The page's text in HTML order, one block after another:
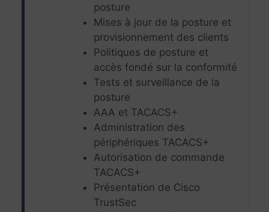
posture
Mises à jour de la posture et
provisionnement des clients
Politiques de posture et
accès fondé sur la conformité
Tests et surveillance de la
posture
AAA et TACACS+
Administration des
périphériques TACACS+
Autorisation de commande
TACACS+
Présentation de Cisco
TrustSec